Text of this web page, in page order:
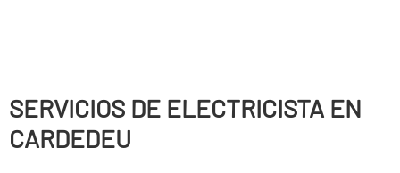
SERVICIOS DE ELECTRICISTA EN
CARDEDEU